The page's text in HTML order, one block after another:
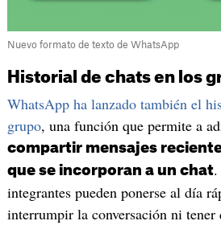
Nuevo formato de texto de WhatsApp
Historial de chats en los
WhatsApp ha lanzado también el
grupo, una función que permite a
compartir mensajes
que se incorporan a un chat.
integrantes pueden ponerse al día
interrumpir la conversación ni tener